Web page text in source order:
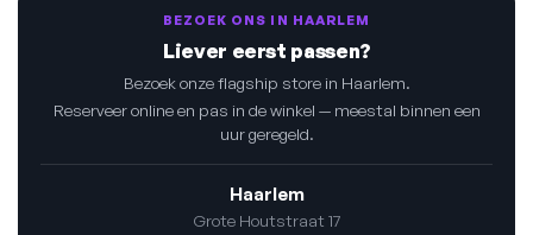
BEZOEK ONS IN HAARLEM
Liever eerst passen?
Bezoek onze flagship store in Haarlem.
Reserveer online en pas in de winkel — meestal binnen een
uur geregeld.
Haarlem
Grote Houtstraat 17